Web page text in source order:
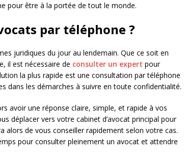
pour être à la portée de tout le monde.
par téléphone ?
juridiques du jour au lendemain. Que ce soit en
il est nécessaire de consulter un expert pour
la plus rapide est une consultation par téléphone
dans les démarches à suivre en toute confidentialité.
avoir une réponse claire, simple, et rapide à vos
déplacer vers votre cabinet d’avocat principal pour
alors de vous conseiller rapidement selon votre cas.
pour consulter pleinement un avocat et attendre